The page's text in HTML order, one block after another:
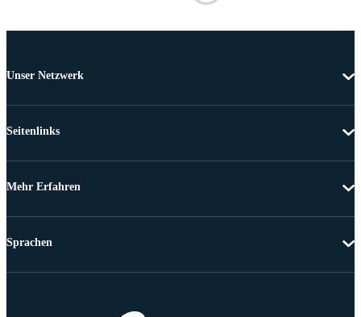
Unser Netzwerk
Seitenlinks
Mehr Erfahren
Sprachen